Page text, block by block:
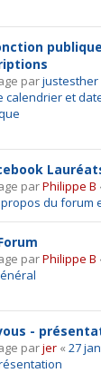
parjustesther
calendrier et
parPhilippe B
propos du forum
parPhilippe B
-
parjer « 27